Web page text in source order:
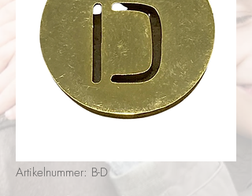
Artikelnummer: B-D